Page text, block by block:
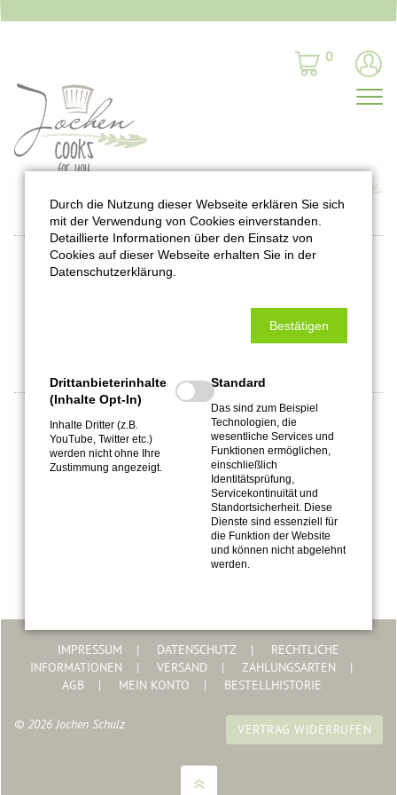
0
Bleibt auf dem Laufenden:
Top-Experte bei Listando
IMPRESSUM DATENSCHUTZ
RECHTLICHE
INFORMATIONEN
VERSAND
ZAHLUNGSARTEN
AGB
MEIN KONTO BESTELLHISTORIE
© 2026 Jochen Schulz VERTRAG WIDERRUFEN
Durch die Nutzung dieser Webseite erklären Sie sich
mit der Verwendung von Cookies einverstanden.
Detaillierte Informationen über den Einsatz von
Cookies auf dieser Webseite erhalten Sie in der
Datenschutzerklärung.
Bestätigen
Drittanbieterinhalte
(Inhalte Opt-In)
Inhalte Dritter (z.B.
YouTube, Twitter etc.)
werden nicht ohne Ihre
Zustimmung angezeigt.
Standard
Das sind zum Beispiel
Technologien, die
wesentliche Services und
Funktionen ermöglichen,
einschließlich
Identitätsprüfung,
Servicekontinuität und
Standortsicherheit. Diese
Dienste sind essenziell für
die Funktion der Website
und können nicht abgelehnt
werden.